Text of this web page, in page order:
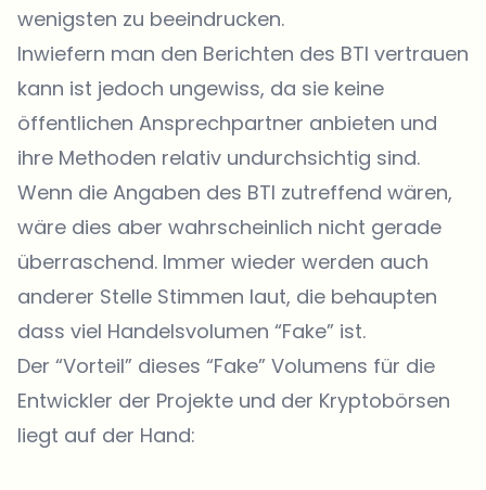
wenigsten zu beeindrucken.
Inwiefern man den Berichten des BTI vertrauen
kann ist jedoch ungewiss, da sie keine
öffentlichen Ansprechpartner anbieten und
ihre Methoden relativ undurchsichtig sind.
Wenn die Angaben des BTI zutreffend wären,
wäre dies aber wahrscheinlich nicht gerade
überraschend. Immer wieder werden auch
anderer Stelle Stimmen laut, die behaupten
dass viel Handelsvolumen “Fake” ist.
Der “Vorteil” dieses “Fake” Volumens für die
Entwickler der Projekte und der Kryptobörsen
liegt auf der Hand: